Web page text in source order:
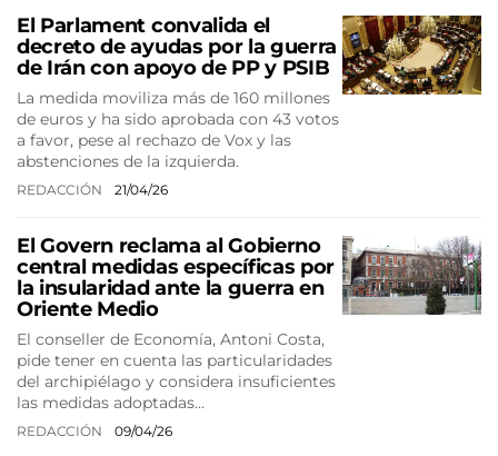
El Parlament convalida el
decreto de ayudas por la guerra
de Irán con apoyo de PP y PSIB
La medida moviliza más de 160 millones
de euros y ha sido aprobada con 43 votos
a favor, pese al rechazo de Vox y las
abstenciones de la izquierda.
REDACCIÓN 21/04/26
El Govern reclama al Gobierno
central medidas específicas por
la insularidad ante la guerra en
Oriente Medio
El conseller de Economía, Antoni Costa,
pide tener en cuenta las particularidades
del archipiélago y considera insuficientes
las medidas adoptadas…
REDACCIÓN 09/04/26